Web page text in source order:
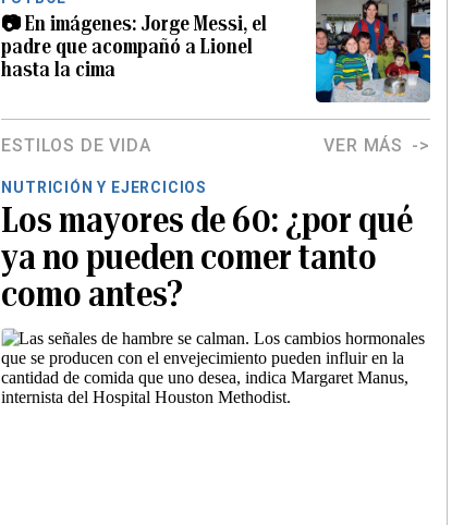
📷 En imágenes: Jorge Messi, el
padre que acompañó a Lionel
hasta la cima
ESTILOS DE VIDA VER MÁS
NUTRICIÓN Y EJERCICIOS
Los mayores de 60: ¿por qué
ya no pueden comer tanto
como antes?